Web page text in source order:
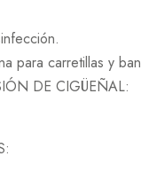
para carretillas y
DE CIGÜEÑAL: